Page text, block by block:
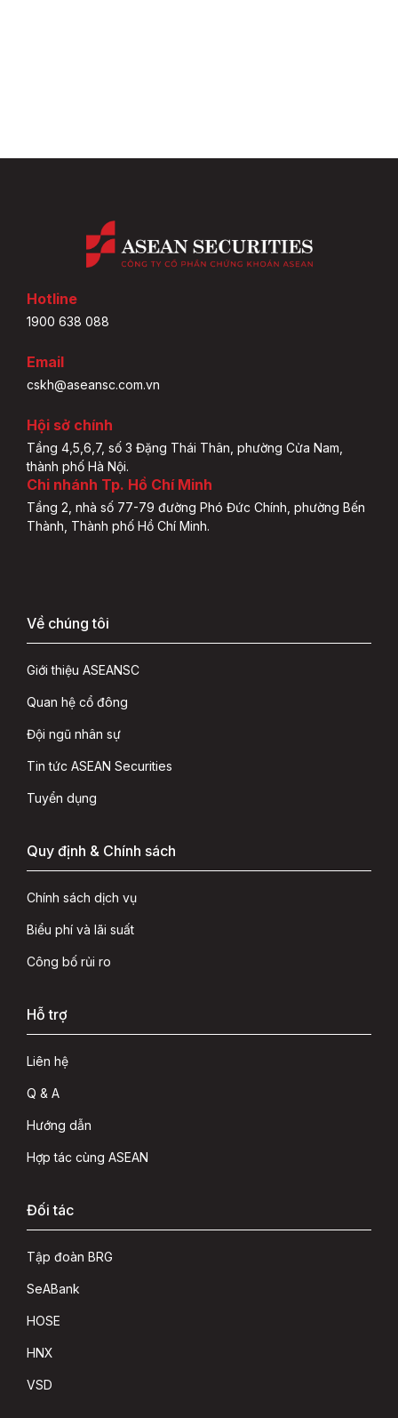
Hotline
1900 638 088
Email
cskh@aseansc.com.vn
Hội sở chính
Tầng 4,5,6,7, số 3 Đặng Thái Thân, phường Cửa Nam,
thành phố Hà Nội.
Chi nhánh Tp. Hồ Chí Minh
Tầng 2, nhà số 77-79 đường Phó Đức Chính, phường Bến
Thành, Thành phố Hồ Chí Minh.
Về chúng tôi
Giới thiệu ASEANSC
Quan hệ cổ đông
Đội ngũ nhân sự
Tin tức ASEAN Securities
Tuyển dụng
Quy định & Chính sách
Chính sách dịch vụ
Biểu phí và lãi suất
Công bố rủi ro
Hỗ trợ
Liên hệ
Q & A
Hướng dẫn
Hợp tác cùng ASEAN
Đối tác
Tập đoàn BRG
SeABank
HOSE
HNX
VSD